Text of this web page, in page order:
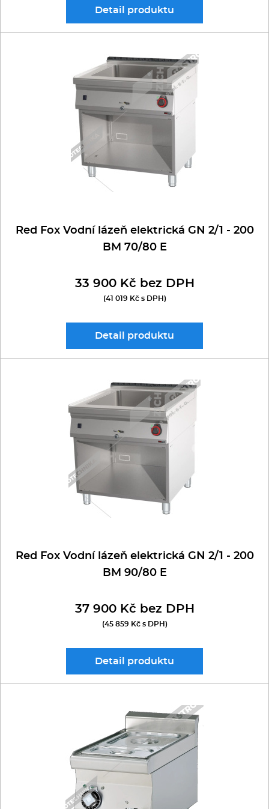
Detail produktu
Red Fox Vodní lázeň elektrická GN 2/1 - 200
BM 70/80 E
33 900 Kč bez DPH
(41 019 Kč s DPH)
Detail produktu
Red Fox Vodní lázeň elektrická GN 2/1 - 200
BM 90/80 E
37 900 Kč bez DPH
(45 859 Kč s DPH)
Detail produktu